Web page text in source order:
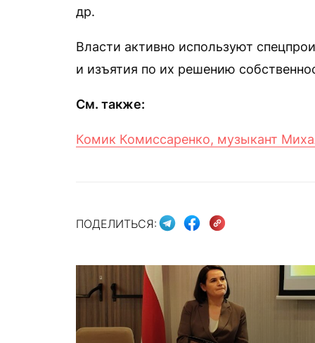
др.
Власти активно используют
и изъятия по их решению
См. также:
Комик Комиссаренко, музыкант
ПОДЕЛИТЬСЯ: